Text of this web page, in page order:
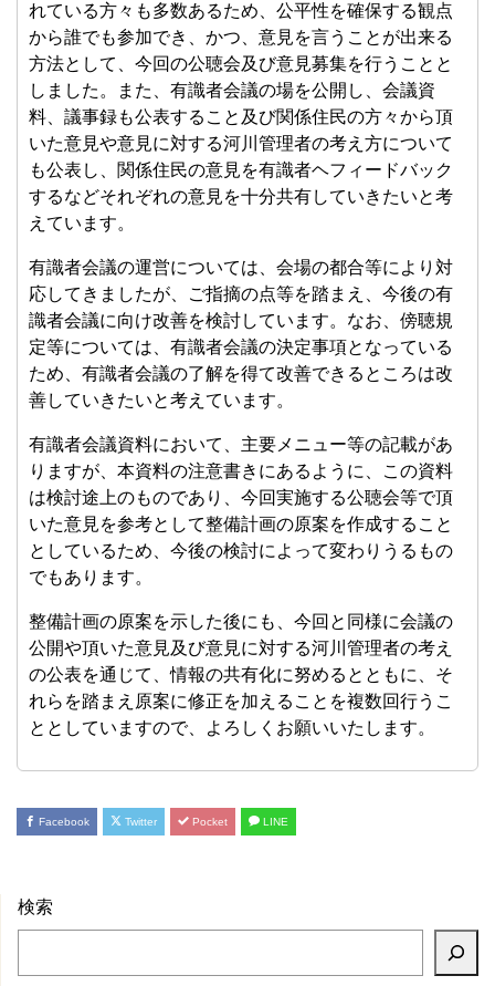
れている方々も多数あるため、公平性を確保する観点
から誰でも参加でき、かつ、意見を言うことが出来る
方法として、今回の公聴会及び意見募集を行うことと
しました。また、有識者会議の場を公開し、会議資
料、議事録も公表すること及び関係住民の方々から頂
いた意見や意見に対する河川管理者の考え方について
も公表し、関係住民の意見を有識者ヘフィードバック
するなどそれぞれの意見を十分共有していきたいと考
えています。
有識者会議の運営については、会場の都合等により対
応してきましたが、ご指摘の点等を踏まえ、今後の有
識者会議に向け改善を検討しています。なお、傍聴規
定等については、有識者会議の決定事項となっている
ため、有識者会議の了解を得て改善できるところは改
善していきたいと考えています。
有識者会議資料において、主要メニュー等の記載があ
りますが、本資料の注意書きにあるように、この資料
は検討途上のものであり、今回実施する公聴会等で頂
いた意見を参考として整備計画の原案を作成すること
としているため、今後の検討によって変わりうるもの
でもあります。
整備計画の原案を示した後にも、今回と同様に会議の
公開や頂いた意見及び意見に対する河川管理者の考え
の公表を通じて、情報の共有化に努めるとともに、そ
れらを踏まえ原案に修正を加えることを複数回行うこ
ととしていますので、よろしくお願いいたします。
Facebook Twitter Pocket LINE
検索